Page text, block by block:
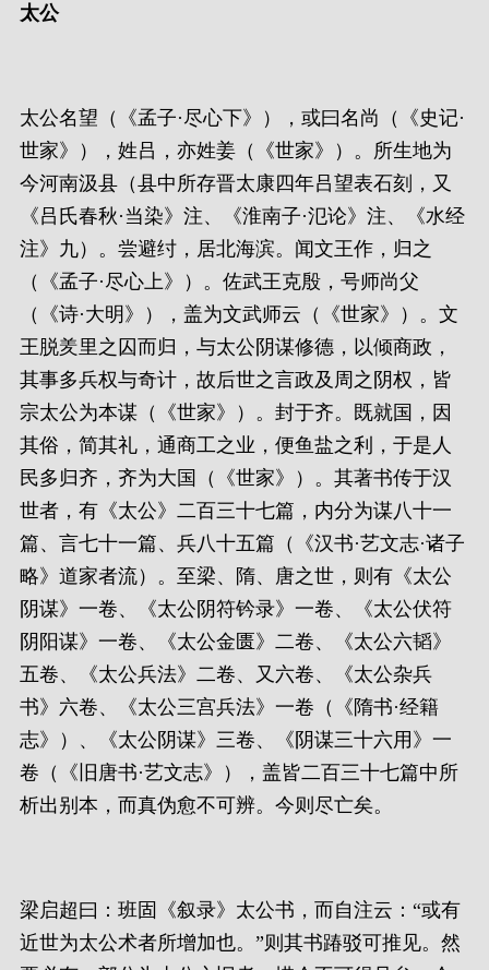
太公
太公名望（《孟子·尽心下》），或曰名尚（《史记·
世家》），姓吕，亦姓姜（《世家》）。所生地为
今河南汲县（县中所存晋太康四年吕望表石刻，又
《吕氏春秋·当染》注、《淮南子·氾论》注、《水经
注》九）。尝避纣，居北海滨。闻文王作，归之
（《孟子·尽心上》）。佐武王克殷，号师尚父
（《诗·大明》），盖为文武师云（《世家》）。文
王脱羑里之囚而归，与太公阴谋修德，以倾商政，
其事多兵权与奇计，故后世之言政及周之阴权，皆
宗太公为本谋（《世家》）。封于齐。既就国，因
其俗，简其礼，通商工之业，便鱼盐之利，于是人
民多归齐，齐为大国（《世家》）。其著书传于汉
世者，有《太公》二百三十七篇，内分为谋八十一
篇、言七十一篇、兵八十五篇（《汉书·艺文志·诸子
略》道家者流）。至梁、隋、唐之世，则有《太公
阴谋》一卷、《太公阴符钤录》一卷、《太公伏符
阴阳谋》一卷、《太公金匮》二卷、《太公六韬》
五卷、《太公兵法》二卷、又六卷、《太公杂兵
书》六卷、《太公三宫兵法》一卷（《隋书·经籍
志》）、《太公阴谋》三卷、《阴谋三十六用》一
卷（《旧唐书·艺文志》），盖皆二百三十七篇中所
析出别本，而真伪愈不可辨。今则尽亡矣。
梁启超曰：班固《叙录》太公书，而自注云：“或有
近世为太公术者所增加也。”则其书踳驳可推见。然